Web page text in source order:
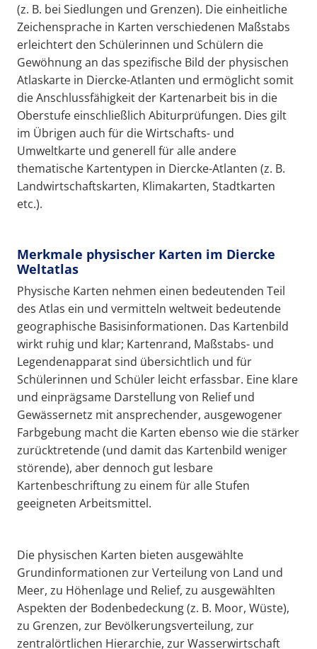
(z. B. bei Siedlungen und Grenzen). Die einheitliche
Zeichensprache in Karten verschiedenen Maßstabs
erleichtert den Schülerinnen und Schülern die
Gewöhnung an das spezifische Bild der physischen
Atlaskarte in Diercke-Atlanten und ermöglicht somit
die Anschlussfähigkeit der Kartenarbeit bis in die
Oberstufe einschließlich Abiturprüfungen. Dies gilt
im Übrigen auch für die Wirtschafts- und
Umweltkarte und generell für alle andere
thematische Kartentypen in Diercke-Atlanten (z. B.
Landwirtschaftskarten, Klimakarten, Stadtkarten
etc.).
Merkmale physischer Karten im Diercke
Weltatlas
Physische Karten nehmen einen bedeutenden Teil
des Atlas ein und vermitteln weltweit bedeutende
geographische Basisinformationen. Das Kartenbild
wirkt ruhig und klar; Kartenrand, Maßstabs- und
Legendenapparat sind übersichtlich und für
Schülerinnen und Schüler leicht erfassbar. Eine klare
und einprägsame Darstellung von Relief und
Gewässernetz mit ansprechender, ausgewogener
Farbgebung macht die Karten ebenso wie die stärker
zurücktretende (und damit das Kartenbild weniger
störende), aber dennoch gut lesbare
Kartenbeschriftung zu einem für alle Stufen
geeigneten Arbeitsmittel.
Die physischen Karten bieten ausgewählte
Grundinformationen zur Verteilung von Land und
Meer, zu Höhenlage und Relief, zu ausgewählten
Aspekten der Bodenbedeckung (z. B. Moor, Wüste),
zu Grenzen, zur Bevölkerungsverteilung, zur
zentralörtlichen Hierarchie, zur Wasserwirtschaft